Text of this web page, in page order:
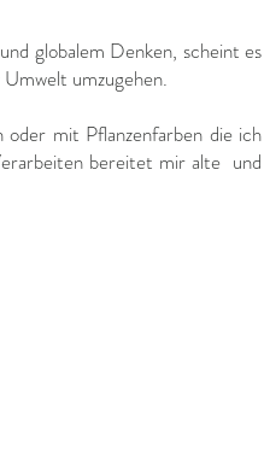
globalem Denken, scheint es
umzugehen.
mit Pflanzenfarben die ich
bereitet mir alte und